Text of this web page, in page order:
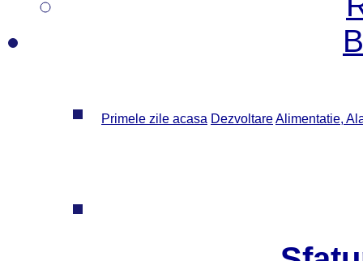
Primele zile acasa DezvoltareAlimentatie,